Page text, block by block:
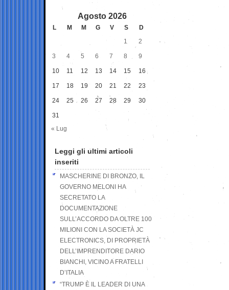
Agosto 2026
L M M G V S
D
1
2
3 4 5 6 7 8 9
10 11 12 13 14 15 16
17 18 19 20 21 22 23
24 25 26 27 28 29 30
31
« Lug
Leggi gli ultimi articoli
inseriti
MASCHERINE DI BRONZO, IL
GOVERNO MELONI HA
SECRETATO LA
DOCUMENTAZIONE
SULL’ACCORDO DA OLTRE 100
MILIONI CON LA SOCIETÀ JC
ELECTRONICS, DI PROPRIETÀ
DELL’IMPRENDITORE DARIO
BIANCHI, VICINO A FRATELLI
D’ITALIA
“TRUMP È IL LEADER DI UNA